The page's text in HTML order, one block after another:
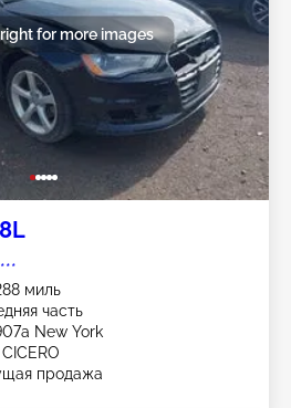
for more images
миль
часть
New York
продажа